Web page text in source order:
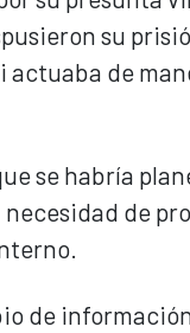
su
de
se habría
de
de